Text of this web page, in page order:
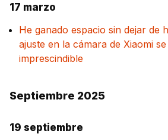
17 marzo
He ganado espacio sin dejar de
ajuste en la cámara de Xiaomi
imprescindible
Septiembre 2025
19 septiembre